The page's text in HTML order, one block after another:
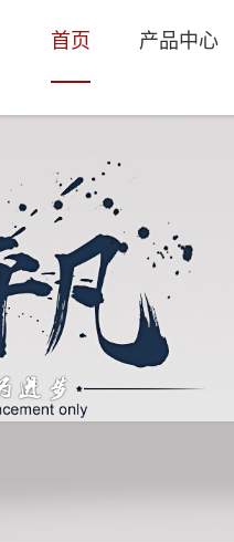
首页 产品中心